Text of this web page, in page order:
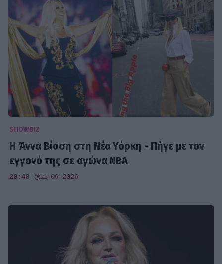
SHOWBIZ
Η Άννα Βίσση στη Νέα Υόρκη - Πήγε με τον
εγγονό της σε αγώνα NBA
20:48 @11-06-2026